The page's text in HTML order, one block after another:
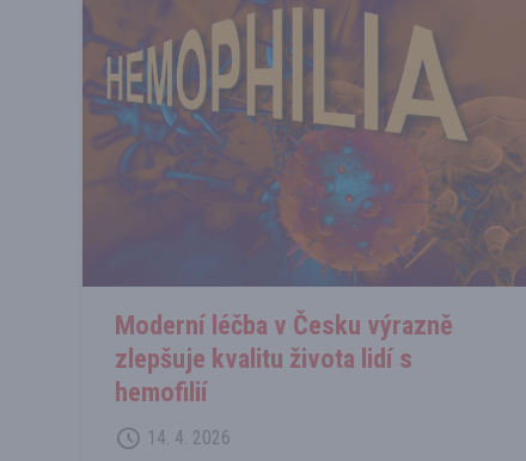
Moderní léčba v Česku výrazně
zlepšuje kvalitu života lidí s
hemofilií
14. 4. 2026